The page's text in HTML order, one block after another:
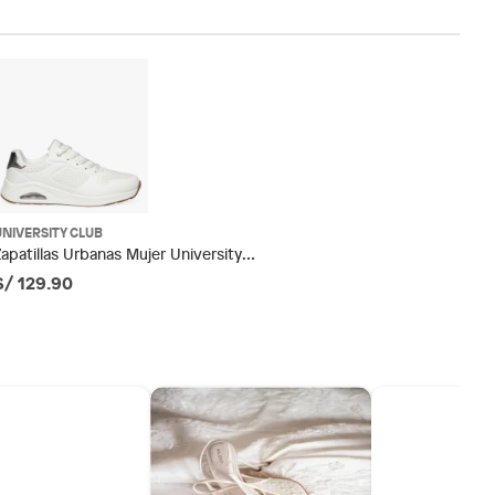
CLUB
Urbanas Mujer University
129.90